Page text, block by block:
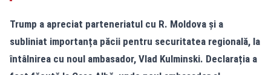
Trump a apreciat parteneriatul cu R. Moldova și a
subliniat importanța păcii pentru securitatea regională, la
întâlnirea cu noul ambasador, Vlad Kulminski. Declarația a